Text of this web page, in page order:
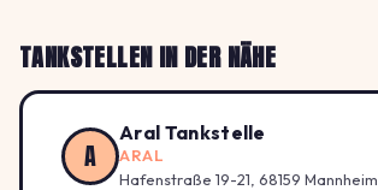
TANKSTELLEN IN DER NÄHE
A
Aral Tankstelle
ARAL
Hafenstraße 19-21, 68159 Mannheim